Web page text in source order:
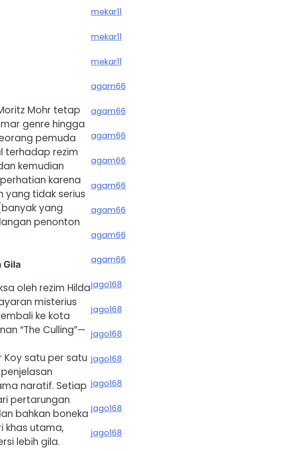
Mohr tetap
genre hingga
pemuda
terhadap rezim
kemudian
karena
yang tidak serius
yang
penonton
Gila
oleh rezim Hilda
misterius
ke kota
“The Culling”—
satu per satu
naratif. Setiap
pertarungan
bahkan boneka
khas utama,
lebih gila.
mekar11
mekar11
mekar11
agam66
agam66
agam66
agam66
agam66
agam66
agam66
agam66
jago168
jago168
jago168
jago168
jago168
jago168
jago168